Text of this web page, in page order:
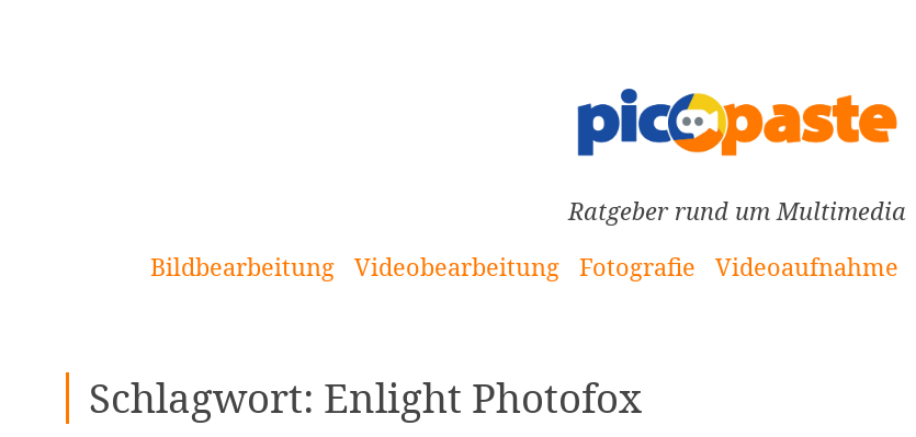
Ratgeber rund um Multimedia
Bildbearbeitung
Videobearbeitung Fotografie Videoaufnahme
Schlagwort: Enlight Photofox